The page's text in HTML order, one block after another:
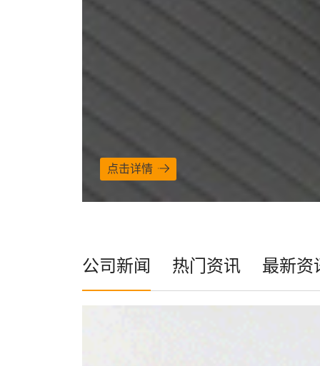
点击详情
公司新闻 热门资讯 最新资